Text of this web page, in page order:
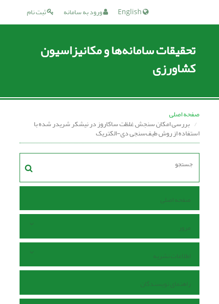
ثبت نام ورود به سامانه
تحقیقات سامانه‌ها و مکانیزاسیون
کشاورزی
صفحه اصلی
بررسی امکان سنجش غلظت ساکاروز در نیشکر شریدر شده با
استفاده از روش طیف‌سنجی دی-الکتریک
صفحه اصلی
مرور
اطلاعات نشریه
راهنمای نویسندگان